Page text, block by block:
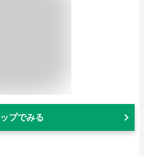
プでみる